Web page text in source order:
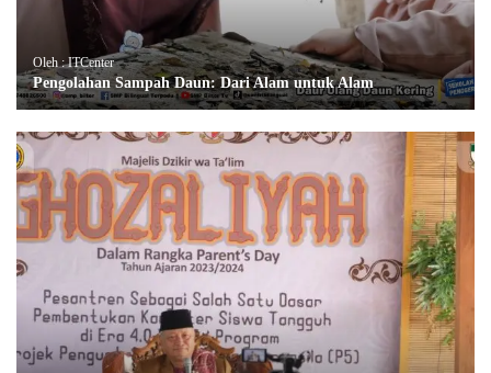
Oleh : ITCenter
Pengolahan Sampah Daun: Dari Alam untuk Alam